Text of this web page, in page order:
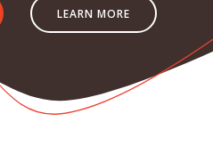
LEARN MORE